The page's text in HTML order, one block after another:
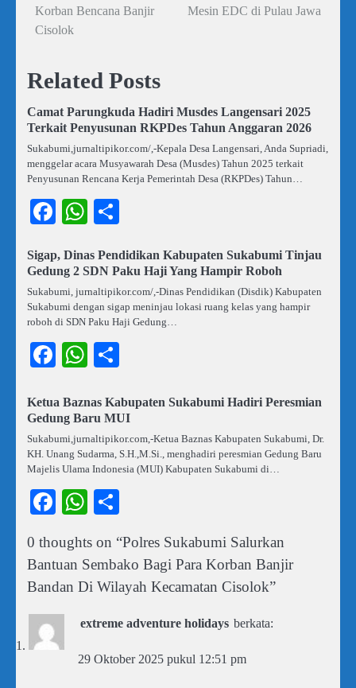
Korban Bencana Banjir
Cisolok
Mesin EDC di Pulau Jawa
Related Posts
Camat Parungkuda Hadiri Musdes Langensari 2025
Terkait Penyusunan RKPDes Tahun Anggaran 2026
Sukabumi,jurnaltipikor.com/,-Kepala Desa Langensari, Anda Supriadi,
menggelar acara Musyawarah Desa (Musdes) Tahun 2025 terkait
Penyusunan Rencana Kerja Pemerintah Desa (RKPDes) Tahun…
Facebook
WhatsApp
Sigap, Dinas Pendidikan Kabupaten Sukabumi Tinjau
Gedung 2 SDN Paku Haji Yang Hampir Roboh
Sukabumi, jurnaltipikor.com/,-Dinas Pendidikan (Disdik) Kabupaten
Sukabumi dengan sigap meninjau lokasi ruang kelas yang hampir
roboh di SDN Paku Haji Gedung…
Facebook
WhatsApp
Ketua Baznas Kabupaten Sukabumi Hadiri Peresmian
Gedung Baru MUI
Sukabumi,jurnaltipikor.com,-Ketua Baznas Kabupaten Sukabumi, Dr.
KH. Unang Sudarma, S.H.,M.Si., menghadiri peresmian Gedung Baru
Majelis Ulama Indonesia (MUI) Kabupaten Sukabumi di…
Facebook
WhatsApp
0 thoughts on “Polres Sukabumi Salurkan
Bantuan Sembako Bagi Para Korban Banjir
Bandan Di Wilayah Kecamatan Cisolok”
extreme adventure holidays berkata:
29 Oktober 2025 pukul 12:51 pm